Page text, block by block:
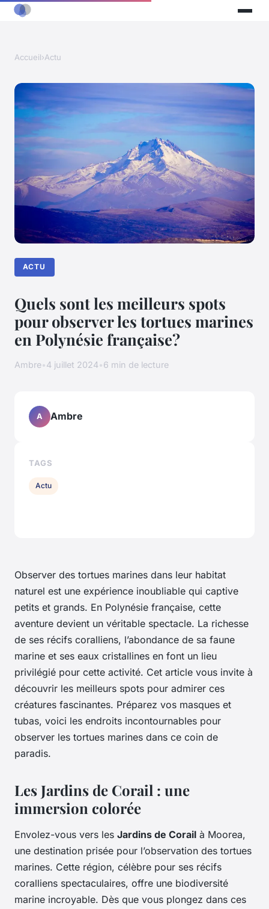
Accueil›Actu
ACTU
Quels sont les meilleurs spots
pour observer les tortues marines
en Polynésie française?
Ambre•4 juillet 2024•6 min de lecture
Observer des tortues marines dans leur habitat
naturel est une expérience inoubliable qui captive
petits et grands. En Polynésie française, cette
aventure devient un véritable spectacle. La richesse
de ses récifs coralliens, l’abondance de sa faune
marine et ses eaux cristallines en font un lieu
privilégié pour cette activité. Cet article vous invite à
découvrir les meilleurs spots pour admirer ces
créatures fascinantes. Préparez vos masques et
tubas, voici les endroits incontournables pour
observer les tortues marines dans ce coin de
paradis.
Les Jardins de Corail : une
immersion colorée
Envolez-vous vers les Jardins de Corail à Moorea,
une destination prisée pour l’observation des tortues
marines. Cette région, célèbre pour ses récifs
coralliens spectaculaires, offre une biodiversité
marine incroyable. Dès que vous plongez dans ces
A Ambre
TAGS
Actu